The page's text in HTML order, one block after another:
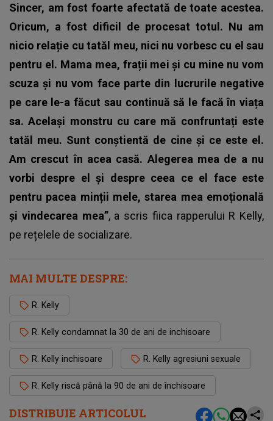
DISTRIBUIE ARTICOLUL
Sincer, am fost foarte afectată de toate acestea.
Oricum, a fost dificil de procesat totul. Nu am
nicio relație cu tatăl meu, nici nu vorbesc cu el sau
pentru el. Mama mea, frații mei și cu mine nu vom
scuza și nu vom face parte din lucrurile negative
pe care le-a făcut sau continuă să le facă în viața
sa. Același monstru cu care mă confruntați este
tatăl meu. Sunt conștientă de cine și ce este el.
Am crescut în acea casă. Alegerea mea de a nu
vorbi despre el și despre ceea ce el face este
pentru pacea minții mele, starea mea emoțională
și vindecarea mea”, a scris fiica rapperului R Kelly,
pe rețelele de socializare.
MAI MULTE DESPRE:
R. Kelly
R. Kelly condamnat la 30 de ani de inchisoare
R. Kelly inchisoare R. Kelly agresiuni sexuale
R. Kelly riscă până la 90 de ani de închisoare